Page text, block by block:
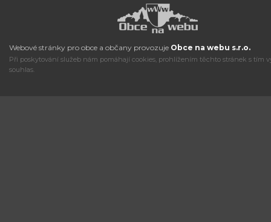
Webové stránky pro obce a občany provozuje Obce na webu s.r.o.
Při poskytování služeb nám pomáhají cookies, prohlížením těchto stránek s tím
souhlas.